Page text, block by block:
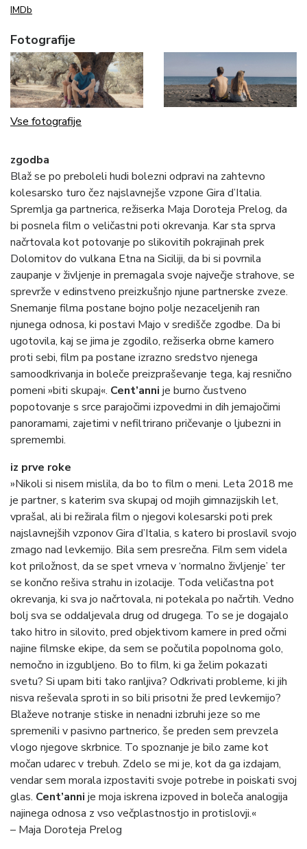
IMDb
Fotografije
Vse fotografije
zgodba
Blaž se po preboleli hudi bolezni odpravi na zahtevno
kolesarsko turo čez najslavnejše vzpone Gira d’Italia.
Spremlja ga partnerica, režiserka Maja Doroteja Prelog, da
bi posnela film o veličastni poti okrevanja. Kar sta sprva
načrtovala kot potovanje po slikovitih pokrajinah prek
Dolomitov do vulkana Etna na Siciliji, da bi si povrnila
zaupanje v življenje in premagala svoje največje strahove, se
sprevrže v edinstveno preizkušnjo njune partnerske zveze.
Snemanje filma postane bojno polje nezaceljenih ran
njunega odnosa, ki postavi Majo v središče zgodbe. Da bi
ugotovila, kaj se jima je zgodilo, režiserka obrne kamero
proti sebi, film pa postane izrazno sredstvo njenega
samoodkrivanja in boleče preizpraševanje tega, kaj resnično
pomeni »biti skupaj«. Cent’anni je burno čustveno
popotovanje s srce parajočimi izpovedmi in dih jemajočimi
panoramami, zajetimi v nefiltrirano pričevanje o ljubezni in
spremembi.
iz prve roke
»Nikoli si nisem mislila, da bo to film o meni. Leta 2018 me
je partner, s katerim sva skupaj od mojih gimnazijskih let,
vprašal, ali bi režirala film o njegovi kolesarski poti prek
najslavnejših vzponov Gira d’Italia, s katero bi proslavil svojo
zmago nad levkemijo. Bila sem presrečna. Film sem videla
kot priložnost, da se spet vrneva v ‘normalno življenje’ ter
se končno rešiva strahu in izolacije. Toda veličastna pot
okrevanja, ki sva jo načrtovala, ni potekala po načrtih. Vedno
bolj sva se oddaljevala drug od drugega. To se je dogajalo
tako hitro in silovito, pred objektivom kamere in pred očmi
najine filmske ekipe, da sem se počutila popolnoma golo,
nemočno in izgubljeno. Bo to film, ki ga želim pokazati
svetu? Si upam biti tako ranljiva? Odkrivati probleme, ki jih
nisva reševala sproti in so bili prisotni že pred levkemijo?
Blaževe notranje stiske in nenadni izbruhi jeze so me
spremenili v pasivno partnerico, še preden sem prevzela
vlogo njegove skrbnice. To spoznanje je bilo zame kot
močan udarec v trebuh. Zdelo se mi je, kot da ga izdajam,
vendar sem morala izpostaviti svoje potrebe in poiskati svoj
glas. Cent’anni je moja iskrena izpoved in boleča analogija
najinega odnosa z vso večplastnostjo in protislovji.«
– Maja Doroteja Prelog